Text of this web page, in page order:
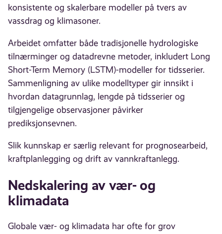
konsistente og skalerbare modeller på tvers av
vassdrag og klimasoner.
Arbeidet omfatter både tradisjonelle hydrologiske
tilnærminger og datadrevne metoder, inkludert Long
Short-Term Memory (LSTM)-modeller for tidsserier.
Sammenligning av ulike modelltyper gir innsikt i
hvordan datagrunnlag, lengde på tidsserier og
tilgjengelige observasjoner påvirker
prediksjonsevnen.
Slik kunnskap er særlig relevant for prognosearbeid,
kraftplanlegging og drift av vannkraftanlegg.
Nedskalering av vær- og
klimadata
Globale vær- og klimadata har ofte for grov